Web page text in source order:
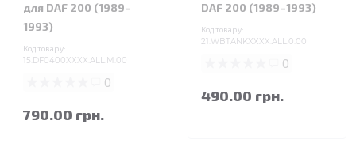
для DAF 200 (1989–
1993)
Код товару:
15.DF0400XXXX.ALL.M.00
0
790.00 грн.
DAF 200 (1989–1993)
Код товару:
21.WBTANKXXXX.ALL.0.00
0
490.00 грн.